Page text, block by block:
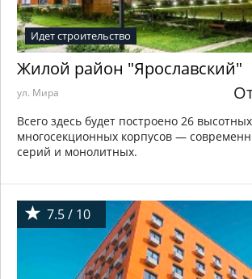
Идет строительство
Жилой район "Ярославский"
ул. Мира
Всего здесь будет построено 26 высотных
многосекционных корпусов —
серий и монолитных.
7.5 / 10